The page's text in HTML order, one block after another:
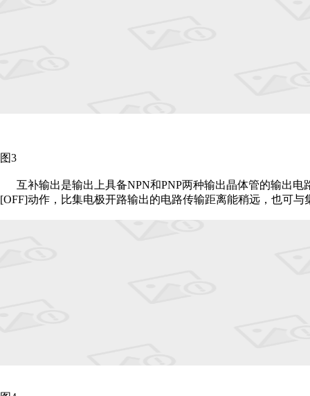
图3
互补输出是输出上具备NPN和PNP两种输出晶体管的输出
[OFF]动作，比集电极开路输出的电路传输距离能稍远，也可